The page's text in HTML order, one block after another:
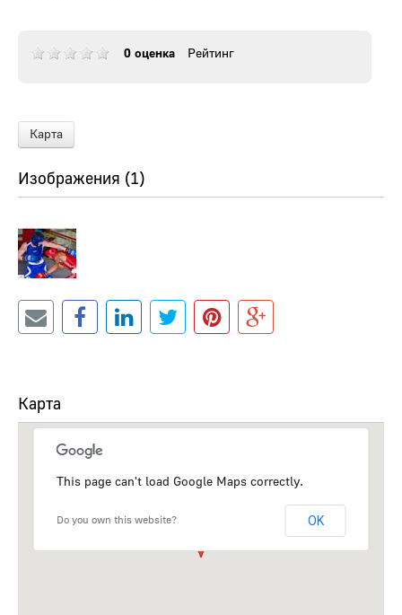
Рейтинг
0 оценка
Карта
Изображения (1)
Карта
This page can't load Google Maps correctly.
Do you own this website? OK